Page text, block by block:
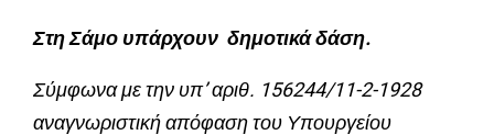
Στη Σάμο υπάρχουν δημοτικά δάση.
Σύμφωνα με την υπ’ αριθ. 156244/11-2-1928
αναγνωριστική απόφαση του Υπουργείου